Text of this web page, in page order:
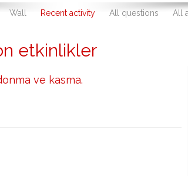
Wall Recent activity All questions All
etkinlikler
ve kasma.